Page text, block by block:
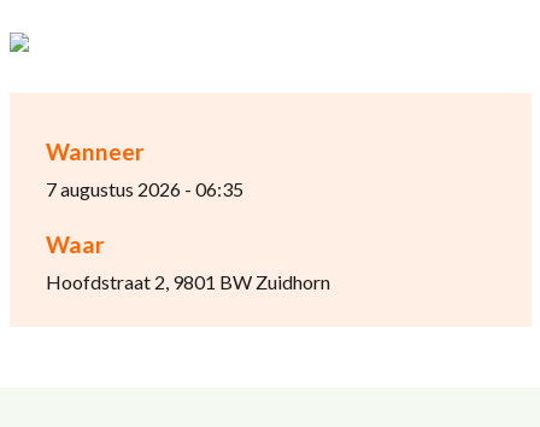
Wanneer
7 augustus 2026 - 06:35
Waar
Hoofdstraat 2, 9801 BW Zuidhorn